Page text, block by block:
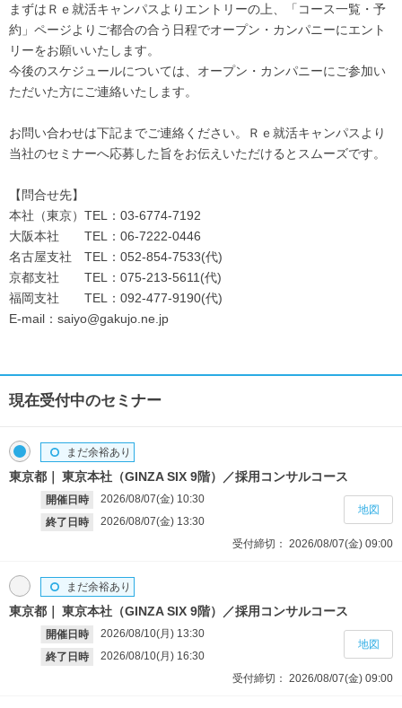
まずはＲｅ就活キャンパスよりエントリーの上、「コース一覧・予
約」ページよりご都合の合う日程でオープン・カンパニーにエント
リーをお願いいたします。
今後のスケジュールについては、オープン・カンパニーにご参加い
ただいた方にご連絡いたします。
お問い合わせは下記までご連絡ください。Ｒｅ就活キャンパスより
当社のセミナーへ応募した旨をお伝えいただけるとスムーズです。
【問合せ先】
本社（東京）TEL：03-6774-7192
大阪本社 TEL：06-7222-0446
名古屋支社 TEL：052-854-7533(代)
京都支社 TEL：075-213-5611(代)
福岡支社 TEL：092-477-9190(代)
E-mail：saiyo@gakujo.ne.jp
現在受付中のセミナー
東京都 東京本社（GINZA SIX 9階）／採用コンサルコース
開催日時 2026/08/07(金) 10:30
終了日時
2026/08/07(金) 13:30
まだ余裕あり
受付締切： 2026/08/07(金) 09:00
地図
東京都 東京本社（GINZA SIX 9階）／採用コンサルコース
開催日時 2026/08/10(月) 13:30
終了日時
2026/08/10(月) 16:30
まだ余裕あり
受付締切： 2026/08/07(金) 09:00
地図